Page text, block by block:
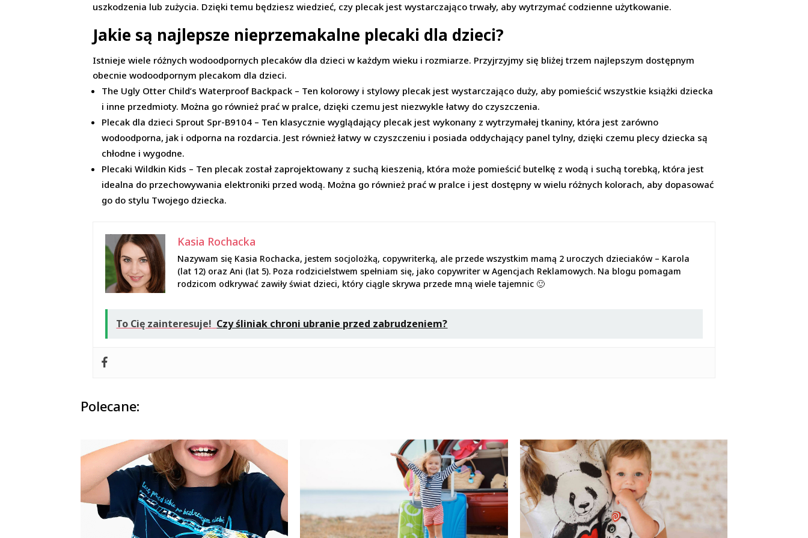
uszkodzenia lub zużycia. Dzięki temu będziesz wiedzieć, czy plecak jest wystarczająco trwały, aby wytrzymać codzienne użytkowanie.
Jakie są najlepsze nieprzemakalne plecaki dla dzieci?
Istnieje wiele różnych wodoodpornych plecaków dla dzieci w każdym wieku i rozmiarze. Przyjrzyjmy się bliżej trzem najlepszym dostępnym
obecnie wodoodpornym plecakom dla dzieci.
The Ugly Otter Child’s Waterproof Backpack – Ten kolorowy i stylowy plecak jest wystarczająco duży, aby pomieścić wszystkie książki dziecka
i inne przedmioty. Można go również prać w pralce, dzięki czemu jest niezwykle łatwy do czyszczenia.
Plecak dla dzieci Sprout Spr-B9104 – Ten klasycznie wyglądający plecak jest wykonany z wytrzymałej tkaniny, która jest zarówno
wodoodporna, jak i odporna na rozdarcia. Jest również łatwy w czyszczeniu i posiada oddychający panel tylny, dzięki czemu plecy dziecka są
chłodne i wygodne.
Plecaki Wildkin Kids – Ten plecak został zaprojektowany z suchą kieszenią, która może pomieścić butelkę z wodą i suchą torebką, która jest
idealna do przechowywania elektroniki przed wodą. Można go również prać w pralce i jest dostępny w wielu różnych kolorach, aby dopasować
go do stylu Twojego dziecka.
Kasia Rochacka
Nazywam się Kasia Rochacka, jestem socjolożką, copywriterką, ale przede wszystkim mamą 2 uroczych dzieciaków – Karola
(lat 12) oraz Ani (lat 5). Poza rodzicielstwem spełniam się, jako copywriter w Agencjach Reklamowych. Na blogu pomagam
rodzicom odkrywać zawiły świat dzieci, który ciągle skrywa przede mną wiele tajemnic 🙂
To Cię zainteresuje! Czy śliniak chroni ubranie przed zabrudzeniem?
Polecane: